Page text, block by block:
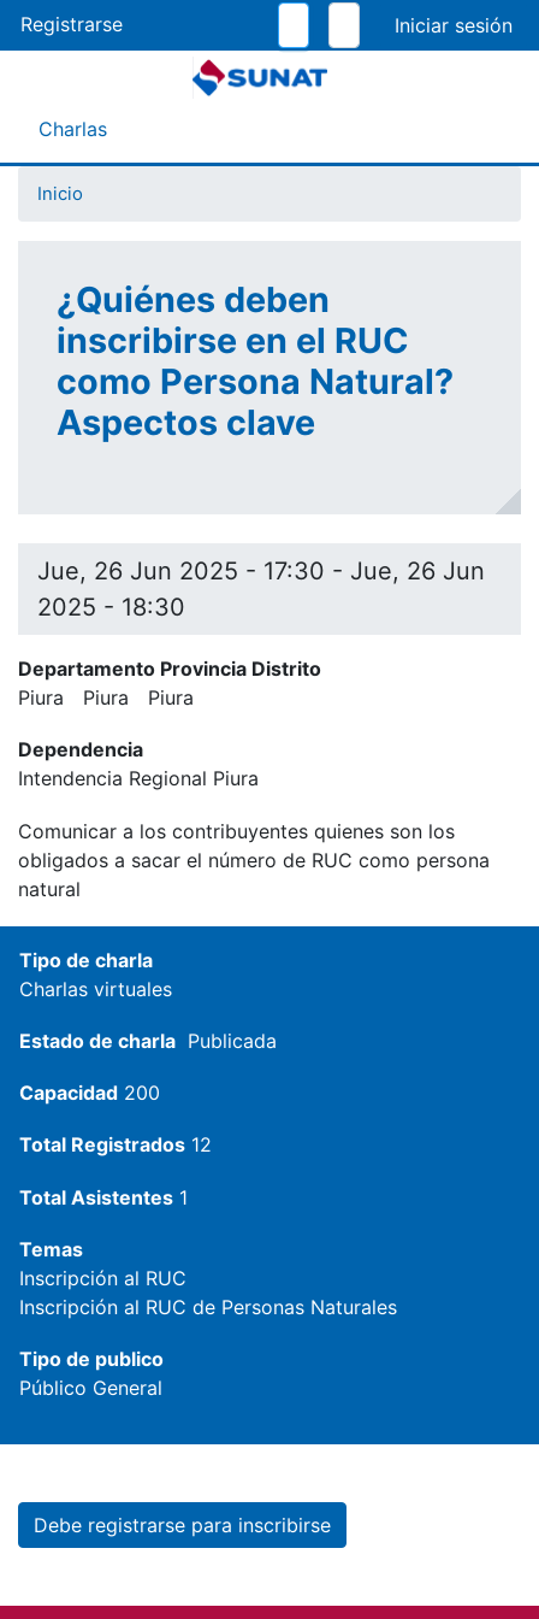
al
contenido
Registrarse
Menú Asistente
Charlas
Inicio
¿Quiénes deben
inscribirse en el RUC
como Persona Natural?
Aspectos clave
Jue, 26 Jun 2025 - 17:30 - Jue, 26 Jun
2025 - 18:30
Departamento Provincia Distrito
Piura
Piura Piura
Dependencia
Intendencia Regional Piura
Comunicar a los contribuyentes quienes son los
obligados a sacar el número de RUC como persona
natural
Tipo de charla
Charlas virtuales
Estado de charla Publicada
Capacidad 200
Total Registrados 12
Total Asistentes 1
Temas
Inscripción al RUC
Inscripción al RUC de Personas Naturales
Tipo de publico
Público General
Debe registrarse para inscribirse